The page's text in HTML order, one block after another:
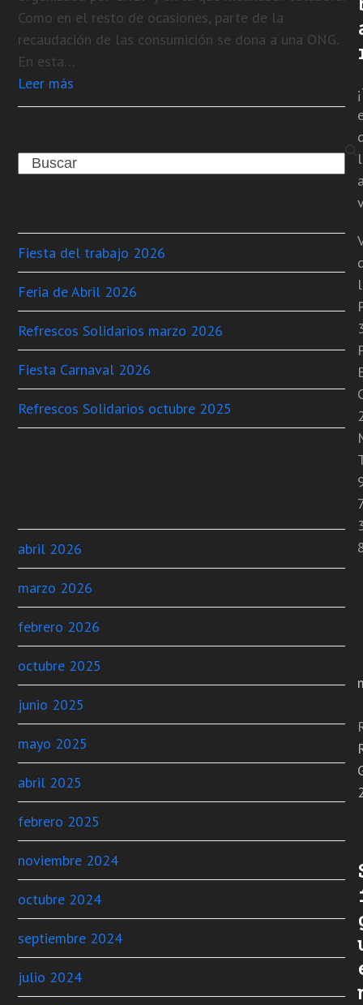
Como en el resto de ocasiones, parte de la
recaudación de las consumición se dona a una ONG.
En esta…
Leer más
Search
Fiesta del trabajo 2026
Feria de Abril 2026
Refrescos Solidarios marzo 2026
Fiesta Carnaval 2026
Refrescos Solidarios octubre 2025
abril 2026
marzo 2026
febrero 2026
octubre 2025
junio 2025
mayo 2025
abril 2025
febrero 2025
noviembre 2024
octubre 2024
septiembre 2024
julio 2024